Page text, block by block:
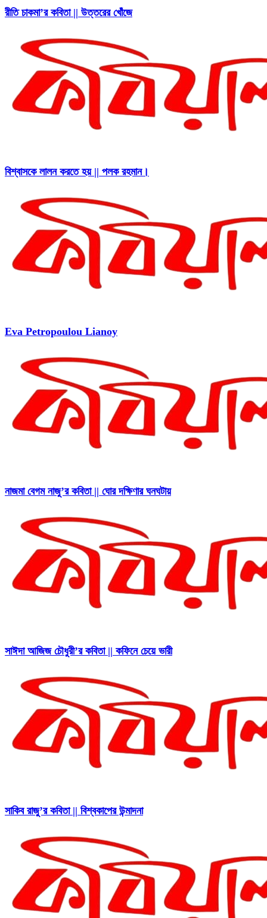
রীতি চাকমা’র কবিতা || উত্তরের খোঁজে
বিশ্বাসকে লালন করতে হয় || পলক রহমান।
Eva Petropoulou Lianoy
নাজমা বেগম নাজু’র কবিতা || ঘোর দক্ষিণার ঘনঘটায়
সাঈদা আজিজ চৌধুরী’র কবিতা || কফিনে চেয়ে ভারী
সাকিব রাজু’র কবিতা || বিশ্বকাপের উন্মাদনা